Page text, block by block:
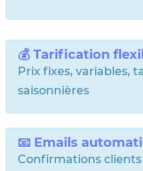
💰 Tarification
Prix fixes, variables,
saisonnières
📧 Emails
Confirmations